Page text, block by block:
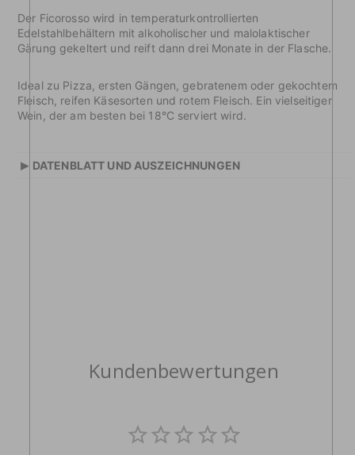
Der Ficorosso wird in temperaturkontrollierten
Edelstahlbehältern mit alkoholischer und malolaktischer
Gärung gekeltert und reift dann drei Monate in der Flasche.
Ideal zu Pizza, ersten Gängen, gebratenem oder gekochtem
Fleisch, reifen Käsesorten und rotem Fleisch. Ein vielseitiger
Wein, der am besten bei 18°C serviert wird.
▸ DATENBLATT UND AUSZEICHNUNGEN
Kundenbewertungen